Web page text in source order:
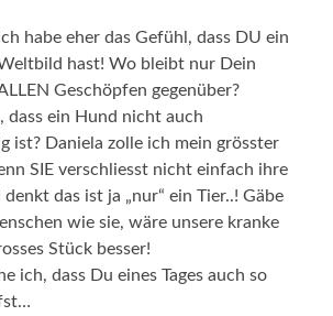
habe eher das Gefühl, dass DU ein
hast! Wo bleibt nur Dein
Geschöpfen gegenüber?
dass ein Hund nicht auch
ist? Daniela zolle ich mein grösster
SIE verschliesst nicht einfach ihre
das ist ja „nur“ ein Tier..! Gäbe
wie sie, wäre unsere kranke
Stück besser!
ich, dass Du eines Tages auch so